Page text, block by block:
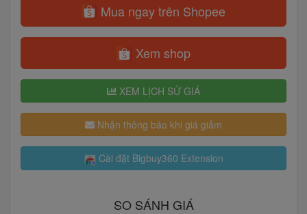
Mua ngay trên Shopee
Xem shop
XEM LỊCH SỬ GIÁ
Nhận thông báo khi giá giảm
Cài đặt Bigbuy360 Extension
SO SÁNH GIÁ